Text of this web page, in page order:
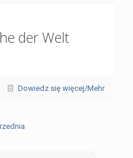
der Welt
Dowiedz się więcej/Mehr